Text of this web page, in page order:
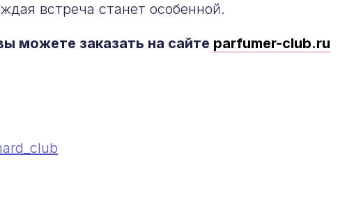
встреча станет особенной.
можете заказать на сайте parfumer-club.ru